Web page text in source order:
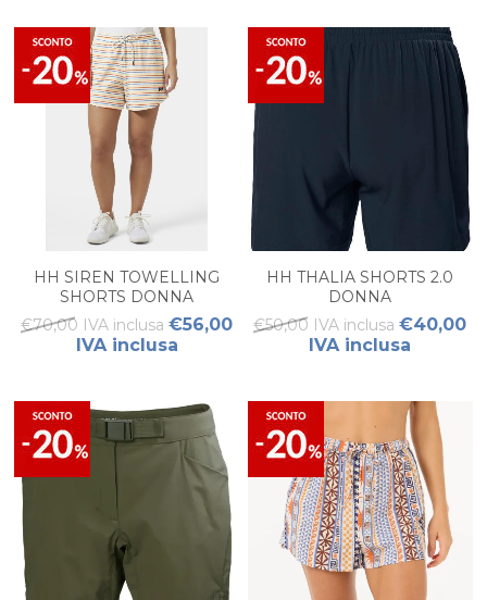
HH SIREN TOWELLING
SHORTS DONNA
€70,00 IVA inclusa €56,00
IVA inclusa
HH THALIA SHORTS 2.0
DONNA
€50,00 IVA inclusa €40,00
IVA inclusa